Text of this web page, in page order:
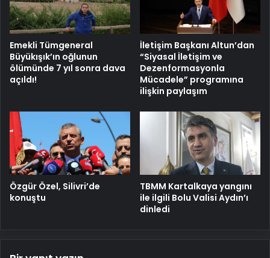
Emekli Tümgeneral
Büyükışık’ın oğlunun
ölümünde 7 yıl sonra dava
açıldı!
İletişim Başkanı Altun’dan
“Siyasal İletişim ve
Dezenformasyonla
Mücadele” programına
ilişkin paylaşım
Özgür Özel, Silivri’de
konuştu
TBMM Kartalkaya yangını
ile ilgili Bolu Valisi Aydın’ı
dinledi